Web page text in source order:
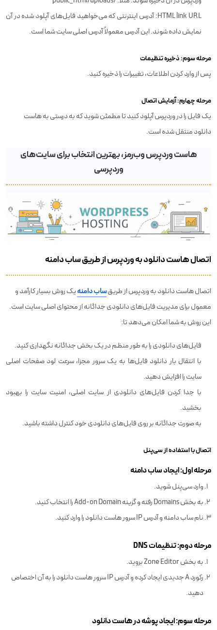
HTML link URL: آدرس اینترنتی که می‌خواهید فایل‌های آپلود شده در آن
نمایش داده شوند. این آدرس معمولاً آدرس اصلی سایت شما است.
مرحله سوم:‌ ذخیره تنظیمات
پس از وارد کردن اطلاعات، تغییرات را ذخیره کنید.
مرحله چهارم: آزمایش اتصال
یک فایل را در وردپرس آپلود کنید تا مطمئن شوید که به درستی به هاست
دانلود منتقل شده است.
هاست وردپرس وب‌رمز، بهترین انتخاب برای سایت‌های
وردپرسی
اتصال هاست دانلود به وردپرس از طریق ساب دامنه
اتصال هاست دانلود به وردپرس از طریقساب دامنهیک روش بسیار کارآمد و
معمول برای مدیریت فایل‌های دانلودی جداگانه از محتوای اصلی سایت است.
این روش به شما امکان می‌دهد تا:
فایل‌های دانلودی را به طور منظم در یک بخش جداگانه نگهداری کنید.
با انتقال بار دانلود فایل‌ها به یک سرور مجزا، سرعت لود صفحات اصلی
سایت را افزایش دهید.
با جدا کردن فایل‌های دانلودی از سایت اصلی، امنیت سایت را بهبود
بخشید.
به صورت جداگانه بر روی فایل‌های دانلودی خود کنترل داشته باشید.
اتصال با استفاده از سی‌پنل
مرحله اول:‌ ایجاد ساب دامنه
وارد سی‌پنل شوید.
به بخش Domains رفته و گزینه Add-on Domain را انتخاب کنید.
نام ساب دامنه و آدرس IP سرور هاست دانلود را وارد کنید.
مرحله دوم: تنظیمات DNS
به بخش Zone Editor بروید.
رکورد A جدیدی ایجاد کرده و آدرس IP سرور هاست دانلود را به آن اختصاص
دهید.
مرحله سوم: ایجاد پوشه در هاست دانلود